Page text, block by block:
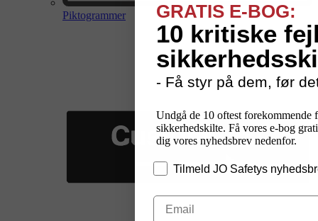
Piktogrammer GRATIS E-BOG:
10 kritiske
- Få styr på dem, før
Undgå de 10 oftest forekommende
sikkerhedskilte. Få vores e-bog
dig vores nyhedsbrev nedenfor.
Tilmeld JO Safetys